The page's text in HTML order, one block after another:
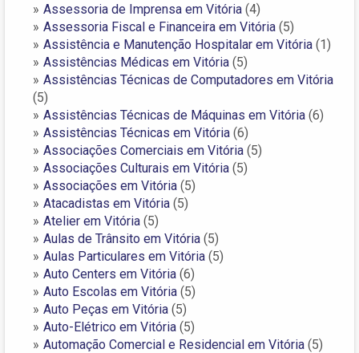
Assessoria de Imprensa em Vitória (4)
Assessoria Fiscal e Financeira em Vitória (5)
Assistência e Manutenção Hospitalar em Vitória (1)
Assistências Médicas em Vitória (5)
Assistências Técnicas de Computadores em Vitória
(5)
Assistências Técnicas de Máquinas em Vitória (6)
Assistências Técnicas em Vitória (6)
Associações Comerciais em Vitória (5)
Associações Culturais em Vitória (5)
Associações em Vitória (5)
Atacadistas em Vitória (5)
Atelier em Vitória (5)
Aulas de Trânsito em Vitória (5)
Aulas Particulares em Vitória (5)
Auto Centers em Vitória (6)
Auto Escolas em Vitória (5)
Auto Peças em Vitória (5)
Auto-Elétrico em Vitória (5)
Automação Comercial e Residencial em Vitória (5)